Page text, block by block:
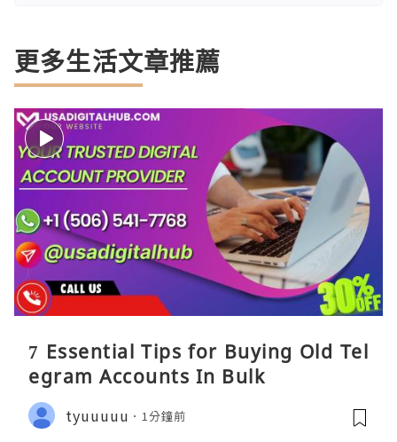
更多生活文章推薦
7 Essential Tips for Buying Old Tel
egram Accounts In Bulk
tyuuuuu 1分鐘前